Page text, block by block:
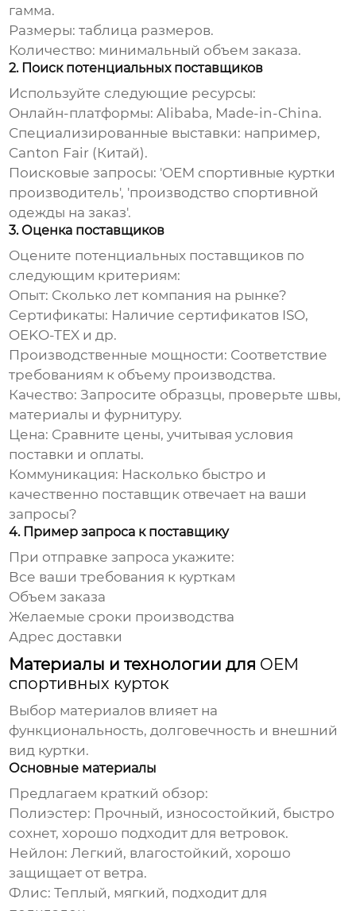
гамма.
Размеры: таблица размеров.
Количество: минимальный объем заказа.
2. Поиск потенциальных поставщиков
Используйте следующие ресурсы:
Онлайн-платформы: Alibaba, Made-in-China.
Специализированные выставки: например,
Canton Fair (Китай).
Поисковые запросы: 'OEM спортивные куртки
производитель', 'производство спортивной
одежды на заказ'.
3. Оценка поставщиков
Оцените потенциальных поставщиков по
следующим критериям:
Опыт: Сколько лет компания на рынке?
Сертификаты: Наличие сертификатов ISO,
OEKO-TEX и др.
Производственные мощности: Соответствие
требованиям к объему производства.
Качество: Запросите образцы, проверьте швы,
материалы и фурнитуру.
Цена: Сравните цены, учитывая условия
поставки и оплаты.
Коммуникация: Насколько быстро и
качественно поставщик отвечает на ваши
запросы?
4. Пример запроса к поставщику
При отправке запроса укажите:
Все ваши требования к курткам
Объем заказа
Желаемые сроки производства
Адрес доставки
Материалы и технологии для OEM
спортивных курток
Выбор материалов влияет на
функциональность, долговечность и внешний
вид куртки.
Основные материалы
Предлагаем краткий обзор:
Полиэстер: Прочный, износостойкий, быстро
сохнет, хорошо подходит для ветровок.
Нейлон: Легкий, влагостойкий, хорошо
защищает от ветра.
Флис: Теплый, мягкий, подходит для